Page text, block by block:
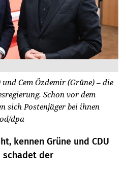
Cem Özdemir (Grüne) – die
Schon vor dem
sich Postenjäger bei ihnen
dpa
kennen Grüne und CDU
schadet der